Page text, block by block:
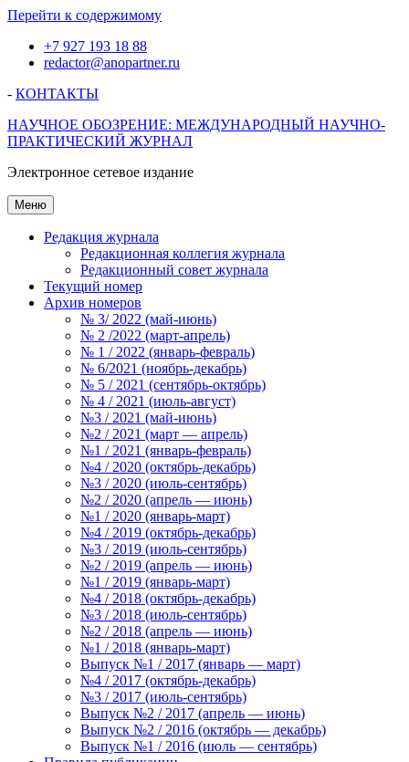
Перейти к содержимому
+7 927 193 18 88
redactor@anopartner.ru
- КОНТАКТЫ
НАУЧНОЕ ОБОЗРЕНИЕ: МЕЖДУНАРОДНЫЙ НАУЧНО-
ПРАКТИЧЕСКИЙ ЖУРНАЛ
Электронное сетевое издание
Меню
Редакция журнала
Редакционная коллегия журнала
Редакционный совет журнала
Текущий номер
Архив номеров
№ 3/ 2022 (май-июнь)
№ 2 /2022 (март-апрель)
№ 1 / 2022 (январь-февраль)
№ 6/2021 (ноябрь-декабрь)
№ 5 / 2021 (сентябрь-октябрь)
№ 4 / 2021 (июль-август)
№3 / 2021 (май-июнь)
№2 / 2021 (март — апрель)
№1 / 2021 (январь-февраль)
№4 / 2020 (октябрь-декабрь)
№3 / 2020 (июль-сентябрь)
№2 / 2020 (апрель — июнь)
№1 / 2020 (январь-март)
№4 / 2019 (октябрь-декабрь)
№3 / 2019 (июль-сентябрь)
№2 / 2019 (апрель — июнь)
№1 / 2019 (январь-март)
№4 / 2018 (октябрь-декабрь)
№3 / 2018 (июль-сентябрь)
№2 / 2018 (апрель — июнь)
№1 / 2018 (январь-март)
Выпуск №1 / 2017 (январь — март)
№4 / 2017 (октябрь-декабрь)
№3 / 2017 (июль-сентябрь)
Выпуск №2 / 2017 (апрель — июнь)
Выпуск №2 / 2016 (октябрь — декабрь)
Выпуск №1 / 2016 (июль — сентябрь)